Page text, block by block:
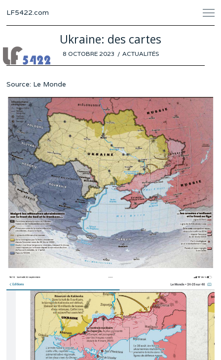
LF5422.com
Ukraine: des cartes
POSTED
8 OCTOBRE 2023 1 ACTUALITÉS
Source: Le Monde